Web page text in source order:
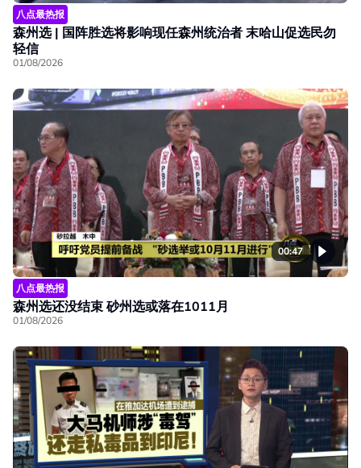
八点最热报
森州选 | 国阵胜选将影响现任森州统治者 末哈山促选民勿
轻信
01/08/2026
00:47
八点最热报
森州选还没结束 砂州选或落在1011月
01/08/2026